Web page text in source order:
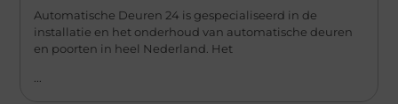
Automatische Deuren 24 is gespecialiseerd in de
installatie en het onderhoud van automatische deuren
en poorten in heel Nederland. Het